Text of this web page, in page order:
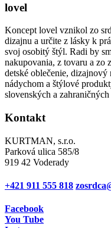
lovel
Koncept lovel vznikol zo
dizajnu a určite z lásky k
svoj osobitý štýl. Radi by
nakupovania, z tovaru a zo
detské oblečenie,
nádychom a štýlové
slovenských a zahraničných
Kontakt
KURTMAN, s.r.o.
Parková ulica 585/8
919 42 Voderady
+421 911 555 818
Facebook
You Tube